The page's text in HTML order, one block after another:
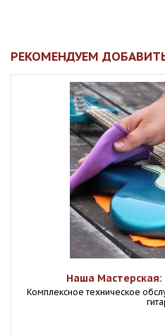
РЕКОМЕНДУЕМ
Наша
Комплексное техническое